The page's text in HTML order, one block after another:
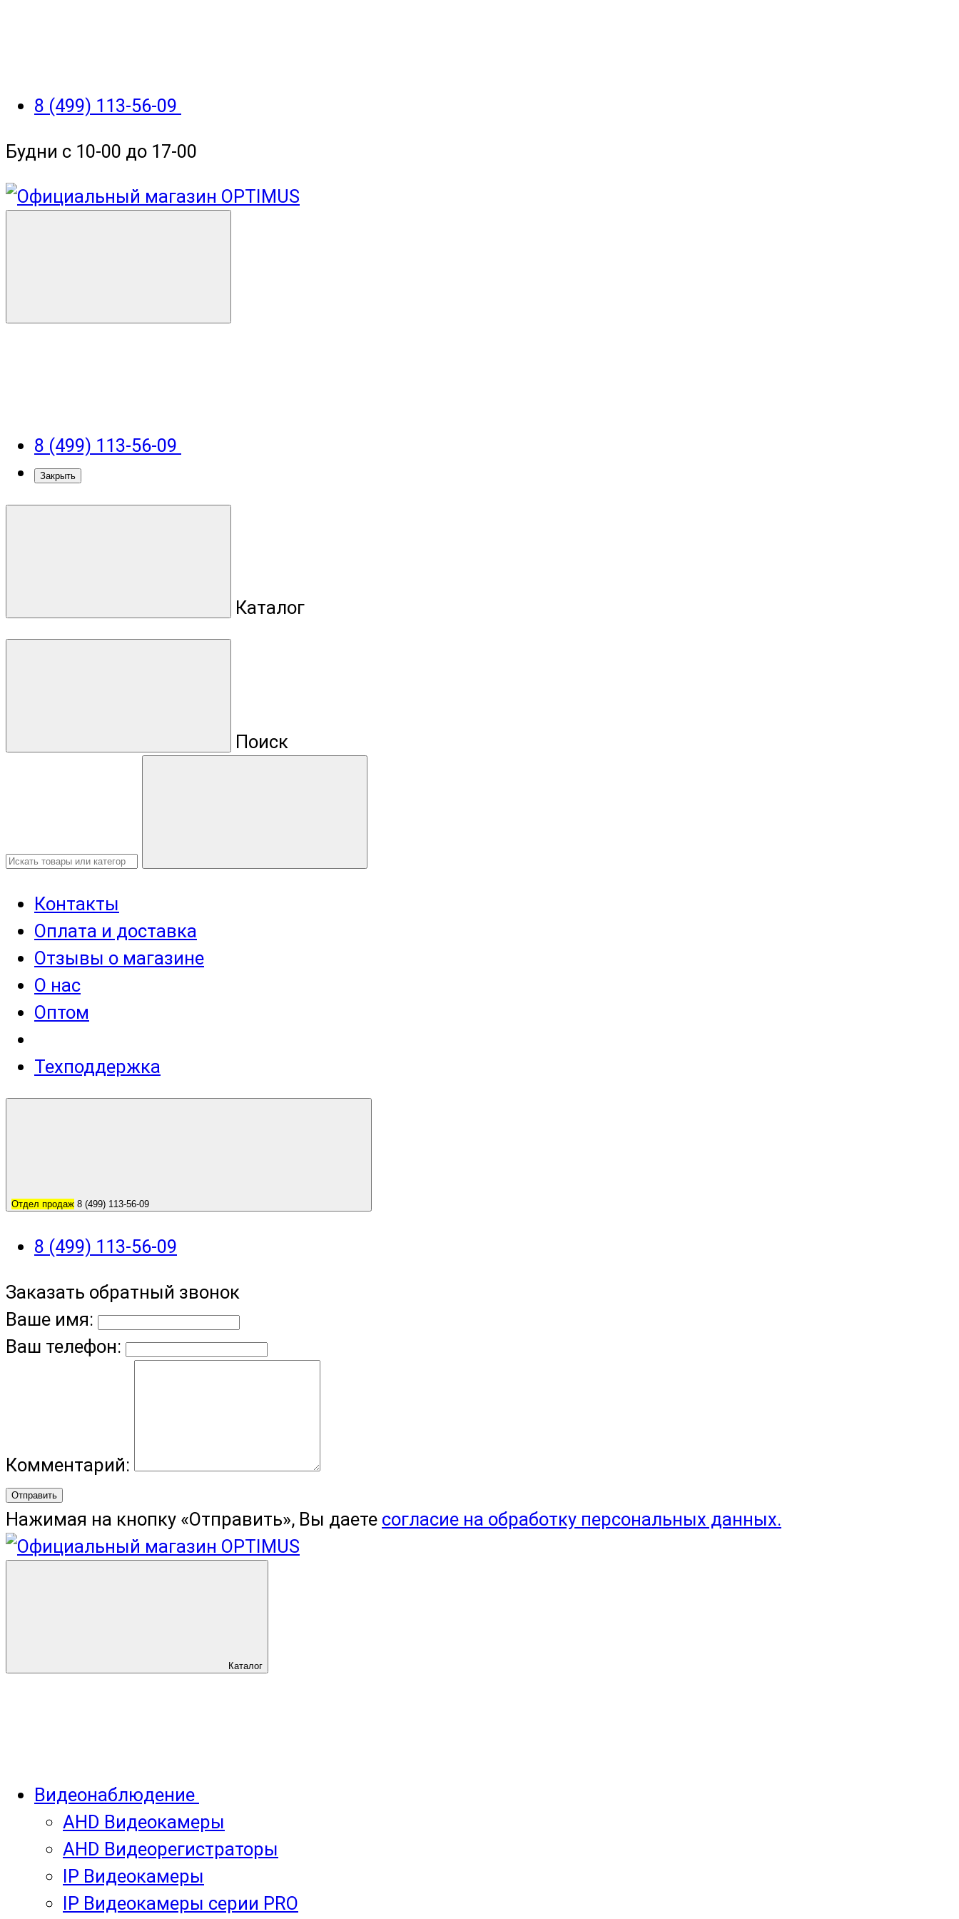
8 (499) 113-56-09
Будни с 10-00 до 17-00
8 (499) 113-56-09
Закрыть
Каталог
Поиск
Контакты
Оплата и доставка
Отзывы о магазине
О нас
Оптом
Техподдержка
Отдел продаж 8 (499) 113-56-09
8 (499) 113-56-09
Заказать обратный звонок
Ваше имя:
Ваш телефон:
Комментарий:
Отправить
Нажимая на кнопку «Отправить», Вы даете согласие на обработку персональных данных.
Каталог
Видеонаблюдение
AHD Видеокамеры
AHD Видеорегистраторы
IP Видеокамеры
IP Видеокамеры серии PRO